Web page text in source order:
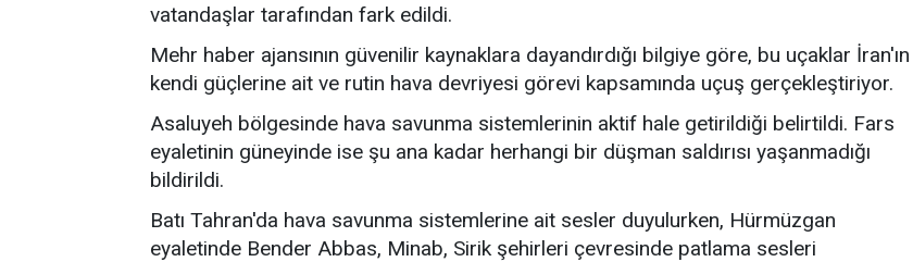
vatandaşlar tarafından fark edildi.
Mehr haber ajansının güvenilir kaynaklara dayandırdığı bilgiye göre, bu uçaklar İran'ın
kendi güçlerine ait ve rutin hava devriyesi görevi kapsamında uçuş gerçekleştiriyor.
Asaluyeh bölgesinde hava savunma sistemlerinin aktif hale getirildiği belirtildi. Fars
eyaletinin güneyinde ise şu ana kadar herhangi bir düşman saldırısı yaşanmadığı
bildirildi.
Batı Tahran'da hava savunma sistemlerine ait sesler duyulurken, Hürmüzgan
eyaletinde Bender Abbas, Minab, Sirik şehirleri çevresinde patlama sesleri